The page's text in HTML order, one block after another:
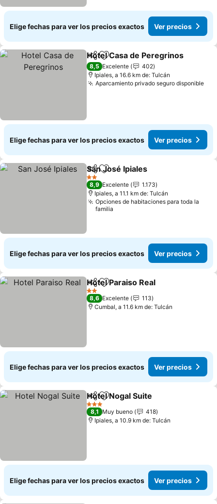
Elige fechas para ver los precios exactos Ver precios
CompartirAgregar a favoritos
Hotel Casa de Peregrinos
8,5 Excelente
402
Ipiales, a 16.6 km de: Tulcán
Aparcamiento privado seguro disponible
Elige fechas para ver los precios exactos Ver precios
CompartirAgregar a favoritos
San José Ipiales
2 Estrellas
8,9 Excelente
1.173
Ipiales, a 11.1 km de: Tulcán
Opciones de habitaciones para toda la
familia
Elige fechas para ver los precios exactos Ver precios
CompartirAgregar a favoritos
Hotel Paraiso Real
2 Estrellas
8,6 Excelente
113
Cumbal, a 11.6 km de: Tulcán
Elige fechas para ver los precios exactos Ver precios
CompartirAgregar a favoritos
Hotel Nogal Suite
3 Estrellas
8,1 Muy bueno
418
Ipiales, a 10.9 km de: Tulcán
Elige fechas para ver los precios exactos Ver precios